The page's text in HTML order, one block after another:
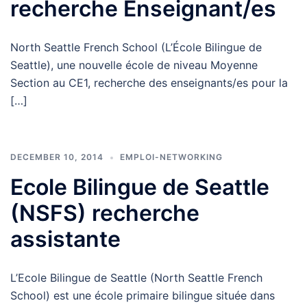
recherche Enseignant/es
North Seattle French School (L’École Bilingue de
Seattle), une nouvelle école de niveau Moyenne
Section au CE1, recherche des enseignants/es pour la
[…]
DECEMBER 10, 2014 EMPLOI-NETWORKING
Ecole Bilingue de Seattle
(NSFS) recherche
assistante
L’Ecole Bilingue de Seattle (North Seattle French
School) est une école primaire bilingue située dans